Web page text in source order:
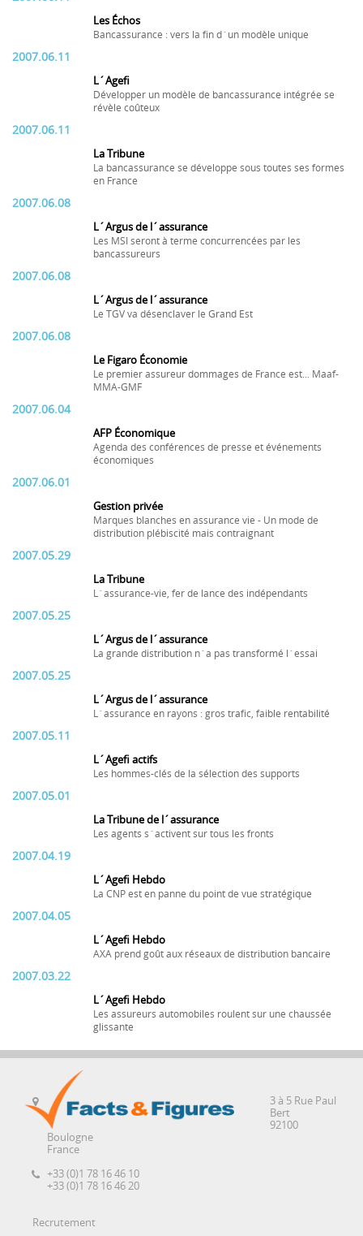
Les Échos
Bancassurance : vers la fin d´un modèle unique
2007.06.11
L´Agefi
Développer un modèle de bancassurance intégrée se
révèle coûteux
2007.06.11
La Tribune
La bancassurance se développe sous toutes ses formes
en France
2007.06.08
L´Argus de l´assurance
Les MSI seront à terme concurrencées par les
bancassureurs
2007.06.08
L´Argus de l´assurance
Le TGV va désenclaver le Grand Est
2007.06.08
Le Figaro Économie
Le premier assureur dommages de France est... Maaf-
MMA-GMF
2007.06.04
AFP Économique
Agenda des conférences de presse et événements
économiques
2007.06.01
Gestion privée
Marques blanches en assurance vie - Un mode de
distribution plébiscité mais contraignant
2007.05.29
La Tribune
L´assurance-vie, fer de lance des indépendants
2007.05.25
L´Argus de l´assurance
La grande distribution n´a pas transformé l´essai
2007.05.25
L´Argus de l´assurance
L´assurance en rayons : gros trafic, faible rentabilité
2007.05.11
L´Agefi actifs
Les hommes-clés de la sélection des supports
2007.05.01
La Tribune de l´assurance
Les agents s´activent sur tous les fronts
2007.04.19
L´Agefi Hebdo
La CNP est en panne du point de vue stratégique
2007.04.05
L´Agefi Hebdo
AXA prend goût aux réseaux de distribution bancaire
2007.03.22
L´Agefi Hebdo
Les assureurs automobiles roulent sur une chaussée
glissante
3 à 5 Rue Paul
Bert
92100
Boulogne
France
+33 (0)1 78 16 46 10
+33 (0)1 78 16 46 20
Recrutement